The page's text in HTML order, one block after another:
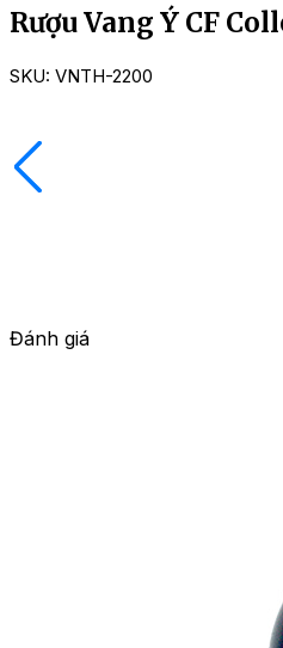
Rượu Vang Ý CF
SKU: VNTH-2200
Đánh giá